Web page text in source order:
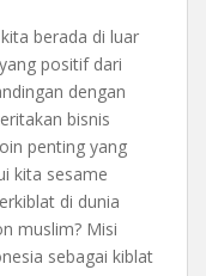
berada di luar
positif dari
dengan
bisnis
penting yang
kita sesame
di dunia
muslim? Misi
sebagai kiblat